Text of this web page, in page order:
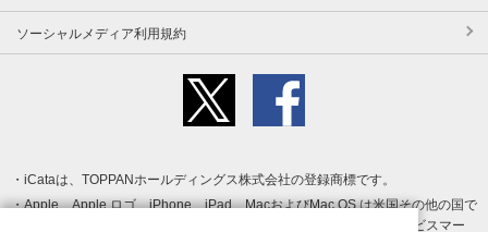
ソーシャルメディア利用規約
iCataは、TOPPANホールディングス株式会社の登録商標です。
Apple、Apple ロゴ、iPhone、iPad、MacおよびMac OS は米国その他の国で
登録された Apple Inc. の商標です。App Store は Apple Inc. のサービスマー